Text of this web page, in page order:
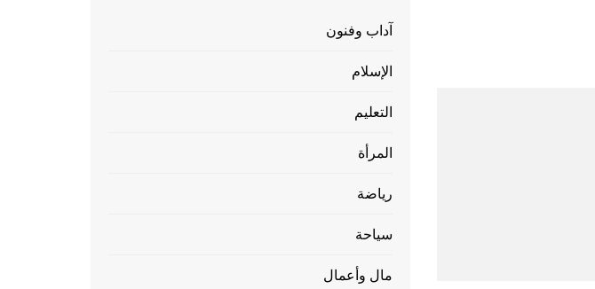
آداب وفنون
الإسلام
التعليم
المرأة
رياضة
سياحة
مال وأعمال